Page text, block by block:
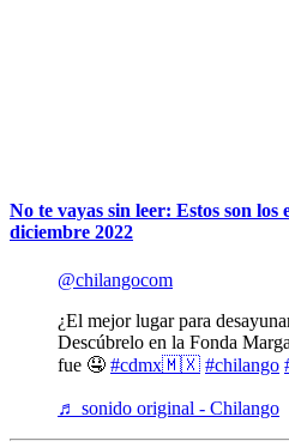
No te vayas sin leer: Estos son los
diciembre 2022
@chilangocom
¿El mejor lugar para
Descúbrelo en la Fonda
fue 🤤 #cdmx🇲🇽 #chilango
♬ sonido original - Chilango